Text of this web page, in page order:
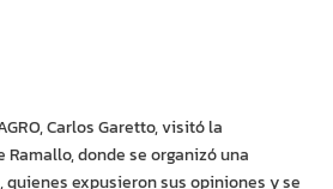
Carlos Garetto, visitó la
donde se organizó una
expusieron sus opiniones y se